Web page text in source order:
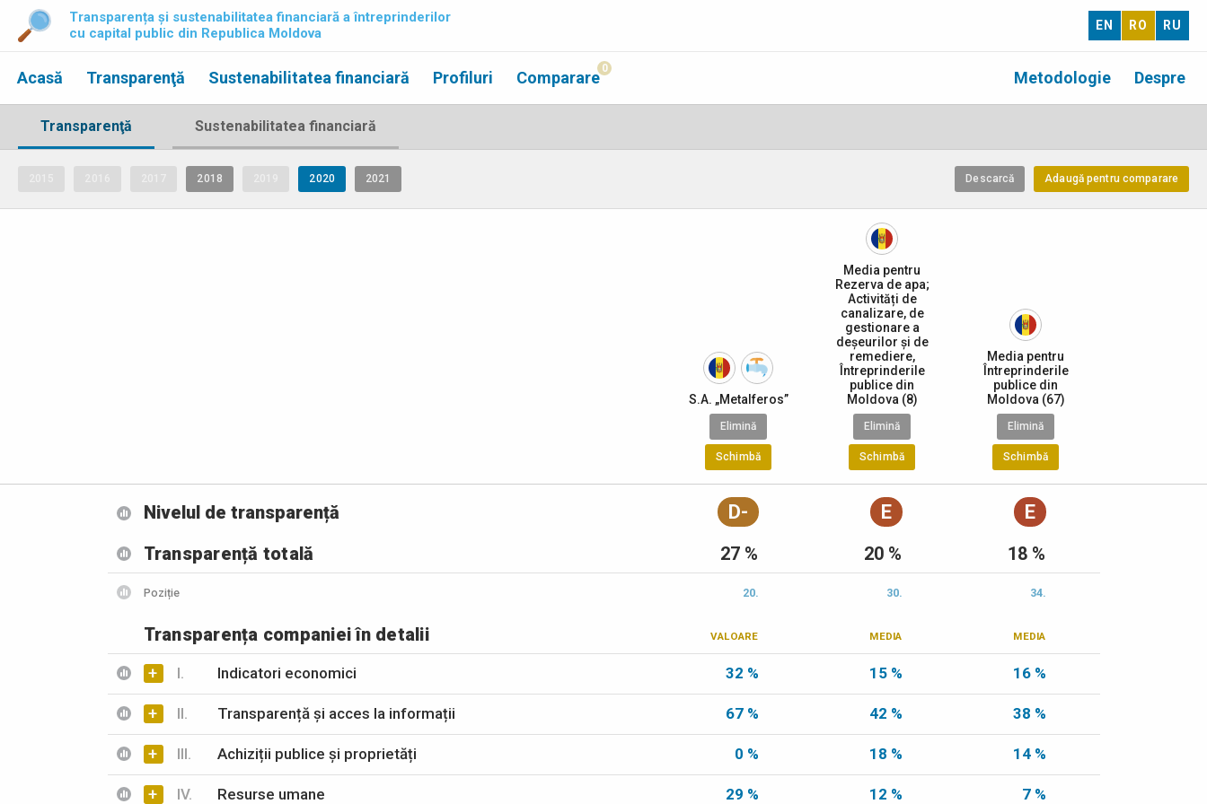
Transparența și sustenabilitatea financiară a întreprinderilor
cu capital public din Republica Moldova
EN RO RU
Acasă Transparenţă Despre
Metodologie
Sustenabilitatea financiară Profiluri Comparare 0
Transparenţă Sustenabilitatea financiară
2018 2020 2021 Adaugă pentru comparare
Descarcă
S.A. „Metalferos”
Elimină
Schimbă
Media pentru
Rezerva de apa;
Activități de
canalizare, de
gestionare a
deșeurilor și de
remediere,
Întreprinderile
publice din
Moldova (8)
Elimină
Schimbă
Media pentru
Întreprinderile
publice din
Moldova (67)
Elimină
Schimbă
Nivelul de transparență D- E E
Transparență totală 27 % 20 % 18 %
Poziție 20. 30. 34.
Transparența companiei în detalii VALOARE MEDIA MEDIA
+ I. Indicatori economici 32 % 15 % 16 %
+ II. Transparență și acces la informații 67 % 42 % 38 %
+ III. Achiziții publice și proprietăți 0 % 18 % 14 %
+ IV. Resurse umane 29 % 12 % 7 %